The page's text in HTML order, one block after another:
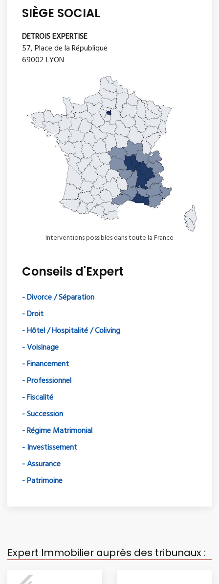
SIÈGE SOCIAL
DETROIS EXPERTISE
57, Place de la République
69002 LYON
Interventions possibles dans toute la France
Conseils d'Expert
- Divorce / Séparation
- Droit
- Hôtel / Hospitalité / Coliving
- Voisinage
- Financement
- Professionnel
- Fiscalité
- Succession
- Régime Matrimonial
- Investissement
- Assurance
- Patrimoine
Expert Immobilier auprès des tribunaux :